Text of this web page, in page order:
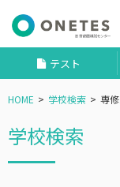
テスト
HOME 学校検索 専
学校検索